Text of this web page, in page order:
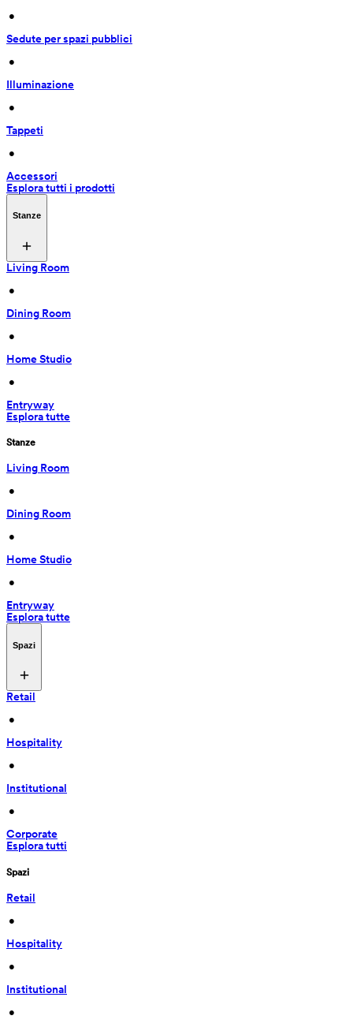
•
Sedute per spazi pubblici
•
Illuminazione
•
Tappeti
•
Accessori
Esplora tutti i prodotti
Stanze
Living Room
•
Dining Room
•
Home Studio
•
Entryway
Esplora tutte
Stanze
Living Room
•
Dining Room
•
Home Studio
•
Entryway
Esplora tutte
Spazi
Retail
•
Hospitality
•
Institutional
•
Corporate
Esplora tutti
Spazi
Retail
•
Hospitality
•
Institutional
•